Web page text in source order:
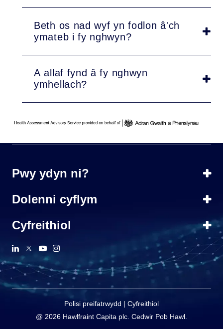
Beth os nad wyf yn fodlon â'ch
ymateb i fy nghwyn?
A allaf fynd â fy nghwyn
ymhellach?
Pwy ydyn ni?
Dolenni cyflym
Cyfreithiol
@ 2026 Hawlfraint Capita plc. Cedwir Pob Hawl.
Polisi preifatrwydd | Cyfreithiol